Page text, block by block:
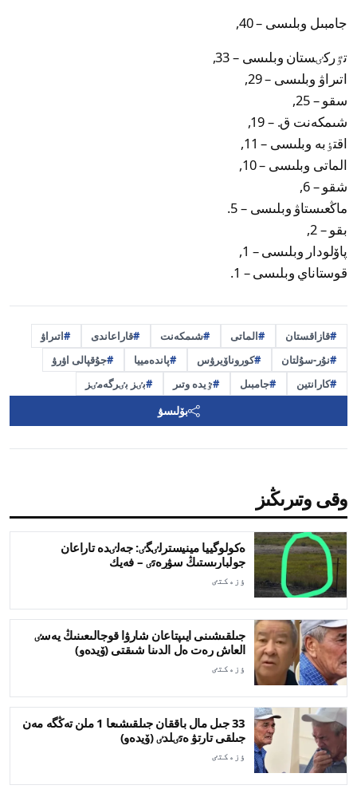
جامبىل وبلىسى – 40,
تٷركٸستان وبلىسى – 33,
اتىراۋ وبلىسى – 29,
سقو – 25,
شىمكەنت ق. – 19,
اقتٶبە وبلىسى – 11,
الماتى وبلىسى – 10,
شقو – 6,
ماڭعىستاۋ وبلىسى – 5.
بقو – 2,
پاۆلودار وبلىسى – 1,
قوستاناي وبلىسى – 1.
قازاقستان الماتى شىمكەنت قاراعاندى
اتىراۋ
نۇر-سۇلتان
كوروناۆيرۋس پاندەمييا
جۇقپالى اۋرۋ
كارانتين
جامبىل ٷيدە وتىر بٸز بٸرگەمٸز
بۆلىسۋ
وقى وتىرىڭىز
ەكولوگييا مينيسترلٸگٸ: جەلٸدە تاراعان
جولبارىستىڭ سۋرەتٸ – فەيك
ٶزەكتٸ
جىلقىشىنى ايىپتاعان شارۋا قوجالىعىنىڭ يەسٸ
العاش رەت ەل الدىنا شىقتى (ۆيدەو)
ٶزەكتٸ
33 جىل مال باققان جىلقىشىعا 1 ملن تەڭگە مەن
جىلقى تارتۋ ەتٸلدٸ (ۆيدەو)
ٶزەكتٸ